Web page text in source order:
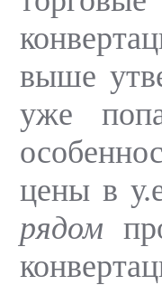
выше
уже
цены в
рядом